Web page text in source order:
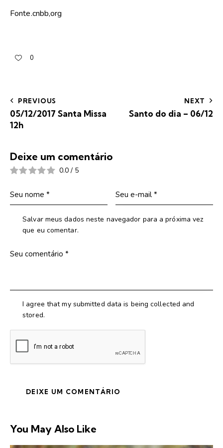
Fonte.cnbb,org
0
PREVIOUS
05/12/2017 Santa Missa
12h
NEXT
Santo do dia – 06/12
Deixe um comentário
0.0 / 5
Salvar meus dados neste navegador para a próxima vez
que eu comentar.
I agree that my submitted data is being collected and
stored.
You May Also Like